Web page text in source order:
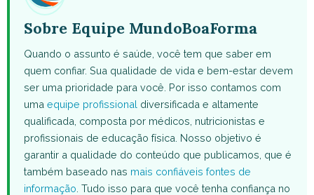
Sobre Equipe MundoBoaForma
Quando o assunto é saúde, você tem que saber em
quem confiar. Sua qualidade de vida e bem-estar devem
ser uma prioridade para você. Por isso contamos com
uma equipe profissional diversificada e altamente
qualificada, composta por médicos, nutricionistas e
profissionais de educação física. Nosso objetivo é
garantir a qualidade do conteúdo que publicamos, que é
também baseado nas mais confiáveis fontes de
informação . Tudo isso para que você tenha confiança no